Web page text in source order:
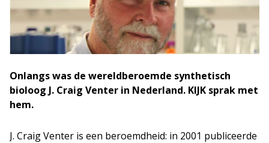
Onlangs was de wereldberoemde synthetisch
bioloog J. Craig Venter in Nederland. KIJK sprak met
hem.
J. Craig Venter is een beroemdheid: in 2001 publiceerde